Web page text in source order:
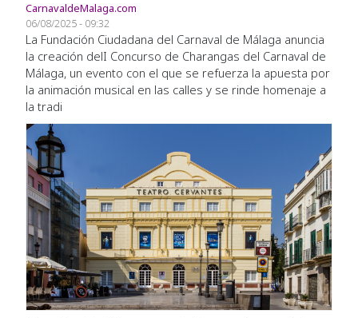
CarnavaldeMalaga.com
06/08/2025 - 09:32
La Fundación Ciudadana del Carnaval de Málaga anuncia
la creación delI Concurso de Charangas del Carnaval de
Málaga, un evento con el que se refuerza la apuesta por
la animación musical en las calles y se rinde homenaje a
la tradi